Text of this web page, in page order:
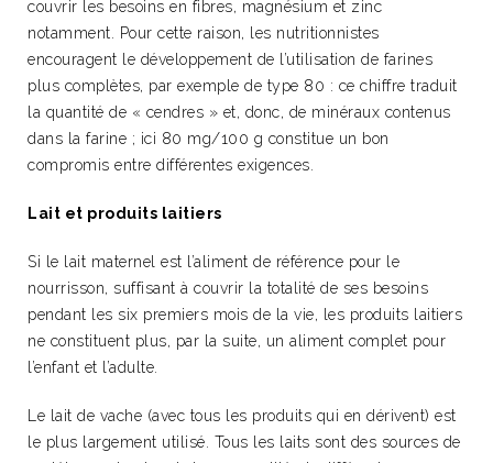
couvrir les besoins en fibres, magnésium et zinc
notamment. Pour cette raison, les nutritionnistes
encouragent le développement de l’utilisation de farines
plus complètes, par exemple de type 80 : ce chiffre traduit
la quantité de « cendres » et, donc, de minéraux contenus
dans la farine ; ici 80 mg/100 g constitue un bon
compromis entre différentes exigences.
Lait et produits laitiers
Si le lait maternel est l’aliment de référence pour le
nourrisson, suffisant à couvrir la totalité de ses besoins
pendant les six premiers mois de la vie, les produits laitiers
ne constituent plus, par la suite, un aliment complet pour
l’enfant et l’adulte.
Le lait de vache (avec tous les produits qui en dérivent) est
le plus largement utilisé. Tous les laits sont des sources de